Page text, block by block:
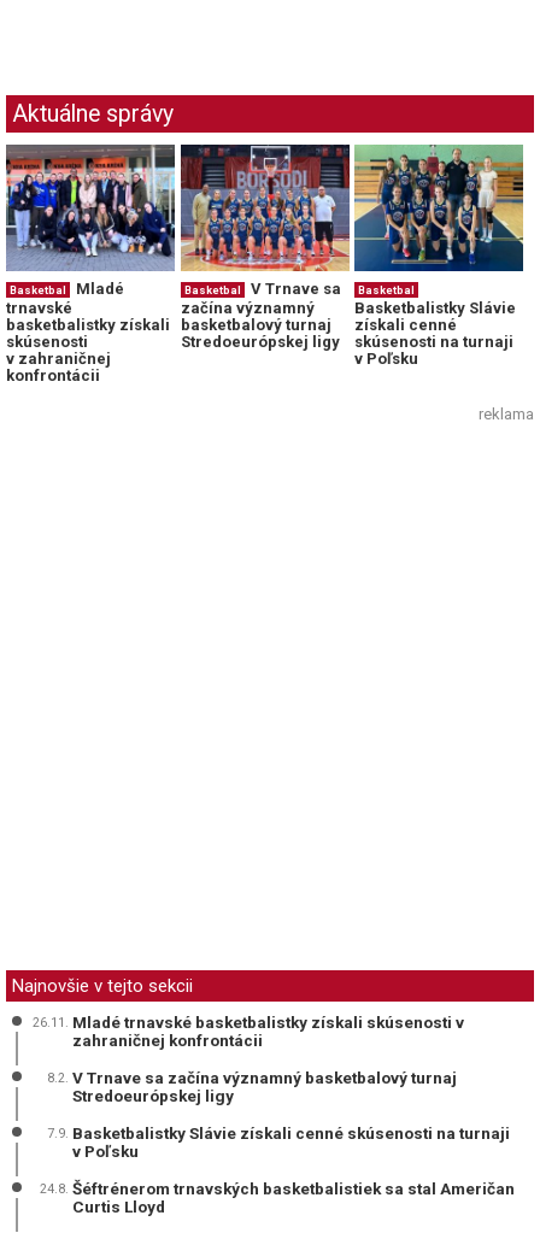
Aktuálne správy
Basketbal
Mladé
trnavské
basketbalistky získali
skúsenosti
v zahraničnej
konfrontácii
Basketbal
V Trnave sa
začína významný
basketbalový turnaj
Stredoeurópskej ligy
Basketbal
Basketbalistky Slávie
získali cenné
skúsenosti na turnaji
v Poľsku
reklama
Najnovšie v tejto sekcii
26.11. Mladé trnavské basketbalistky získali skúsenosti v
zahraničnej konfrontácii
8.2. V Trnave sa začína významný basketbalový turnaj
Stredoeurópskej ligy
7.9. Basketbalistky Slávie získali cenné skúsenosti na turnaji
v Poľsku
24.8. Šéftrénerom trnavských basketbalistiek sa stal Američan
Curtis Lloyd